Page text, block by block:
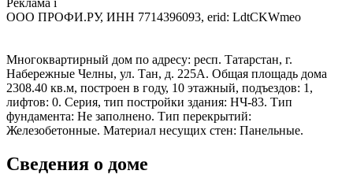
ООО ПРОФИ.РУ, ИНН 7714396093, erid: LdtCKWmeo
Многоквартирный дом по адресу: респ. Татарстан, г.
Набережные Челны, ул. Тан, д. 225А. Общая площадь дома
2308.40 кв.м, построен в году, 10 этажный, подъездов: 1,
лифтов: 0. Серия, тип постройки здания: НЧ-83. Тип
фундамента: Не заполнено. Тип перекрытий:
Железобетонные. Материал несущих стен: Панельные.
Сведения о доме